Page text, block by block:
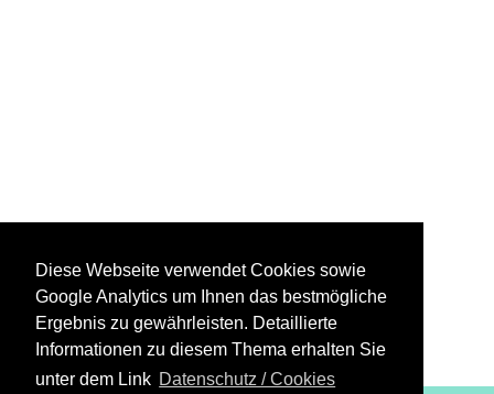
Diese Webseite verwendet Cookies sowie
Google Analytics um Ihnen das bestmögliche
Ergebnis zu gewährleisten. Detaillierte
Informationen zu diesem Thema erhalten Sie
unter dem Link Datenschutz / Cookies